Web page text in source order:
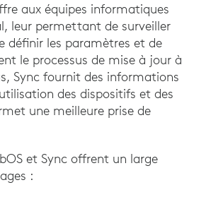
aux équipes informatiques
leur permettant de surveiller
définir les paramètres et de
le processus de mise à jour à
Sync fournit des informations
des dispositifs et des
une meilleure prise de
et Sync offrent un large
: